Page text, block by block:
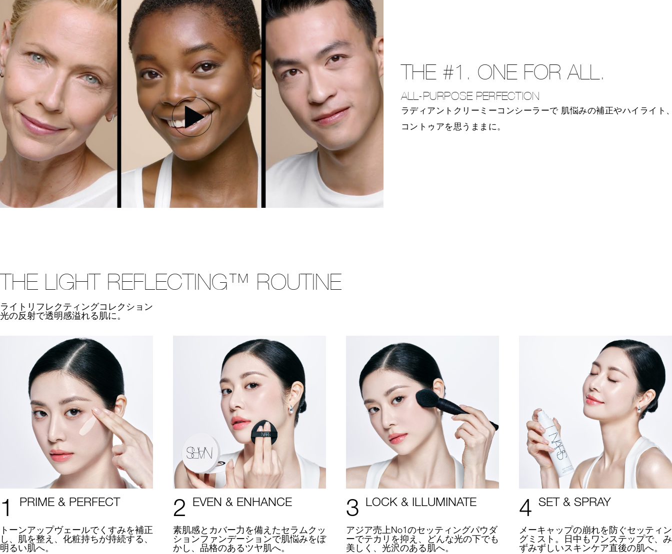
THE #1. ONE FOR ALL.
ALL-PURPOSE PERFECTION
ラディアントクリーミーコンシーラーで 肌悩みの補正やハイライト
コントゥアを思うままに。
THE LIGHT REFLECTING™ ROUTINE
ライトリフレクティングコレクション
光の反射で透明感溢れる肌に。
1 PRIME & PERFECT
トーンアップヴェールでくすみを補正
し、肌を整え、化粧持ちが持続する、
明るい肌へ。
2 EVEN & ENHANCE
素肌感とカバー力を備えたセラムクッ
ションファンデーションで肌悩みをぼ
かし、品格のあるツヤ肌へ。
3 LOCK & ILLUMINATE
アジア売上No1のセッティングパウダ
ーでテカリを抑え、どんな光の下でも
美しく、光沢のある肌へ。
4 SET & SPRAY
メーキャップの崩れを防ぐセッティン
グミスト。日中もワンステップで、み
ずみずしいスキンケア直後の肌へ。